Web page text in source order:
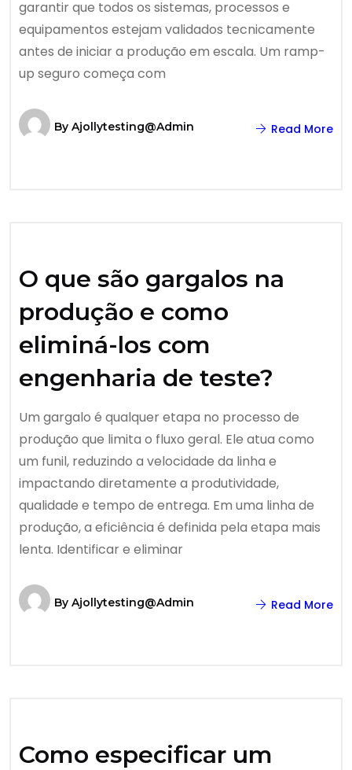
garantir que todos os sistemas, processos e
equipamentos estejam validados tecnicamente
antes de iniciar a produção em escala. Um ramp-
up seguro começa com
By Ajollytesting@admin Read More
O que são gargalos na
produção e como
eliminá-los com
engenharia de teste?
Um gargalo é qualquer etapa no processo de
produção que limita o fluxo geral. Ele atua como
um funil, reduzindo a velocidade da linha e
impactando diretamente a produtividade,
qualidade e tempo de entrega. Em uma linha de
produção, a eficiência é definida pela etapa mais
lenta. Identificar e eliminar
By Ajollytesting@admin Read More
Como especificar um